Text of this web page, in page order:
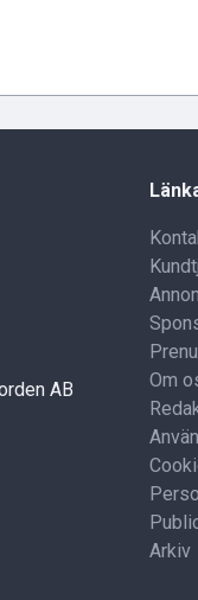
AB
Om
Arkiv